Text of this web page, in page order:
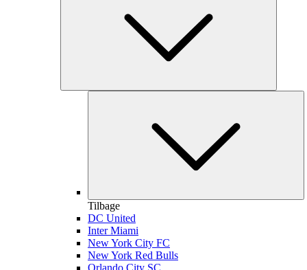
Tilbage
DC United
Inter Miami
New York City FC
New York Red Bulls
Orlando City SC